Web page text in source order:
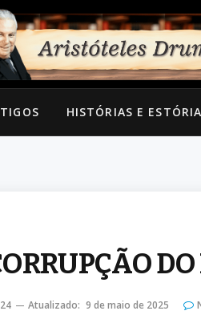
HISTÓRIAS E
Atualizado: 9 de maio de 2025